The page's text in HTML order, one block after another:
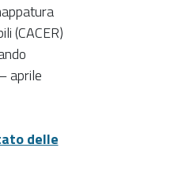
(CACER)
aprile
delle